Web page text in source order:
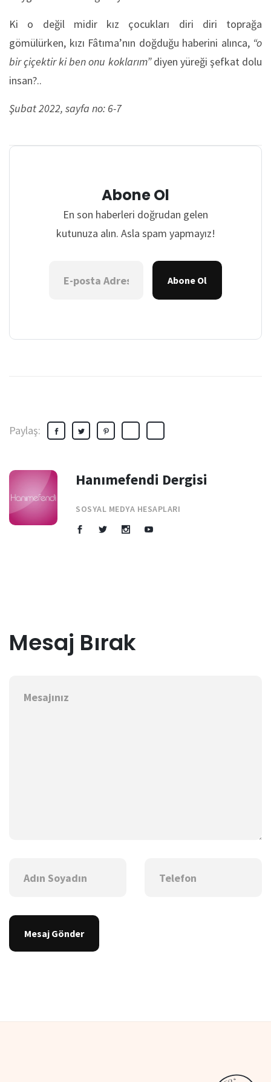
Ki o değil midir kız çocukları diri diri toprağa
gömülürken, kızı Fâtıma’nın doğduğu haberini alınca, “o
bir çiçektir ki ben onu koklarım”diyen yüreği şefkat dolu
insan?..
Şubat 2022, sayfa no: 6-7
Abone Ol
En son haberleri doğrudan gelen
kutunuza alın. Asla spam yapmayız!
Abone Ol
Paylaş:
Hanımefendi Dergisi
SOSYAL MEDYA HESAPLARI
Mesaj Bırak
Mesaj Gönder